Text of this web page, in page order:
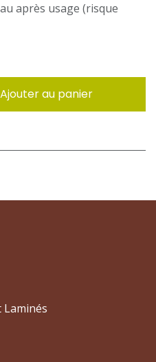
après usage (risque
Ajouter au panier